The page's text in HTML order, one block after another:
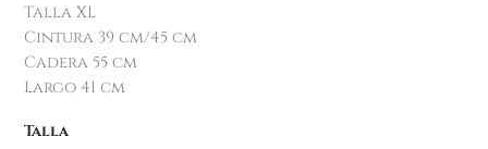
Talla XL
Cintura 39 cm/45 cm
Cadera 55 cm
Largo 41 cm
Talla